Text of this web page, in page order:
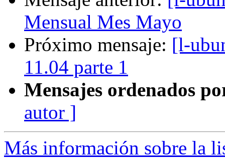
Mensual Mes Mayo
Próximo mensaje: [l-
11.04 parte 1
Mensajes ordenados
autor ]
Más información sobre la